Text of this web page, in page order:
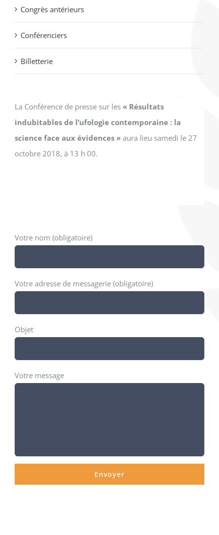
Congrès antérieurs
Conférenciers
Billetterie
La Conférence de presse sur les « Résultats
indubitables de l’ufologie contemporaine : la
science face aux évidences » aura lieu samedi le 27
octobre 2018, à 13 h 00.
Votre nom (obligatoire)
Votre adresse de messagerie (obligatoire)
Objet
Votre message